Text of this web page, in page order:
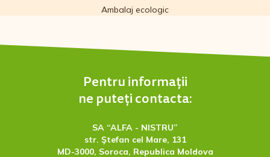
Ambalaj ecologic
Pentru informaţii
ne puteţi contacta:
SA “ALFA - NISTRU”
str. Ştefan cel Mare, 131
MD-3000, Soroca, Republica Moldova